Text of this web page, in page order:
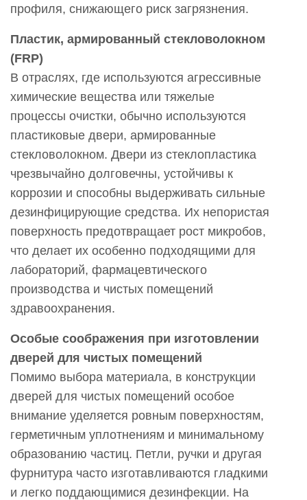
профиля, снижающего риск загрязнения.
Пластик, армированный стекловолокном
(FRP)
В отраслях, где используются агрессивные
химические вещества или тяжелые
процессы очистки, обычно используются
пластиковые двери, армированные
стекловолокном. Двери из стеклопластика
чрезвычайно долговечны, устойчивы к
коррозии и способны выдерживать сильные
дезинфицирующие средства. Их непористая
поверхность предотвращает рост микробов,
что делает их особенно подходящими для
лабораторий, фармацевтического
производства и чистых помещений
здравоохранения.
Особые соображения при изготовлении
дверей для чистых помещений
Помимо выбора материала, в конструкции
дверей для чистых помещений особое
внимание уделяется ровным поверхностям,
герметичным уплотнениям и минимальному
образованию частиц. Петли, ручки и другая
фурнитура часто изготавливаются гладкими
и легко поддающимися дезинфекции. На